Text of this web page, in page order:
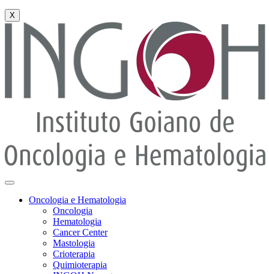
X
Oncologia e Hematologia
Oncologia
Hematologia
Cancer Center
Mastologia
Crioterapia
Quimioterapia